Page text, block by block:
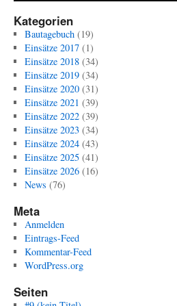
Kategorien
Bautagebuch(19)
Einsätze 2017(1)
Einsätze 2018(34)
Einsätze 2019(34)
Einsätze 2020(31)
Einsätze 2021 (39)
Einsätze 2022(39)
Einsätze 2023(34)
Einsätze 2024(43)
Einsätze 2025(41)
Einsätze 2026(16)
News (76)
Meta
Anmelden
Eintrags-Feed
Kommentar-Feed
WordPress.org
Seiten